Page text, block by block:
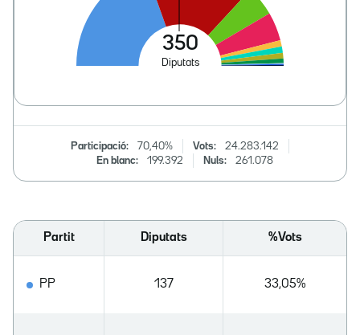
Participació: 70,40% Vots:
24.283.142
En blanc:
199.392 Nuls: 261.078
Partit Diputats %Vots
PP 137 33,05%